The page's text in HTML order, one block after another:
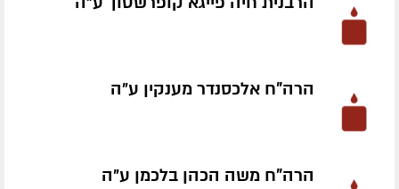
הרה"ח אלכסנדר מענקין ע״ה
הרה"ח משה הכהן בלכמן ע״ה